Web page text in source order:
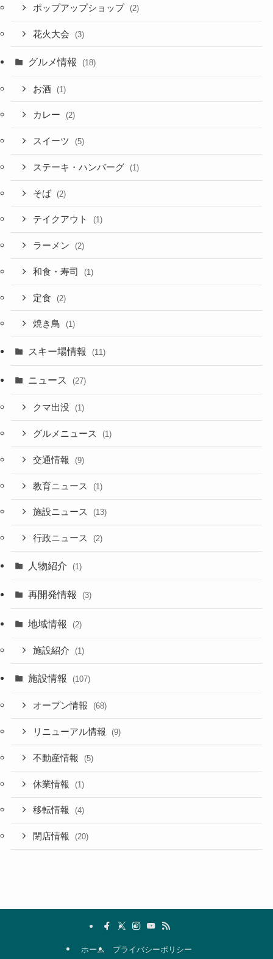
ポップアップショップ (2)
花火大会 (3)
グルメ情報 (18)
お酒 (1)
カレー (2)
スイーツ (5)
ステーキ・ハンバーグ (1)
そば (2)
テイクアウト (1)
ラーメン (2)
和食・寿司 (1)
定食 (2)
焼き鳥 (1)
スキー場情報 (11)
ニュース (27)
クマ出没 (1)
グルメニュース (1)
交通情報 (9)
教育ニュース (1)
施設ニュース (13)
行政ニュース (2)
人物紹介 (1)
再開発情報 (3)
地域情報 (2)
施設紹介 (1)
施設情報 (107)
オープン情報 (68)
リニューアル情報 (9)
不動産情報 (5)
休業情報 (1)
移転情報 (4)
閉店情報 (20)
ホーム プライバシーポリシー